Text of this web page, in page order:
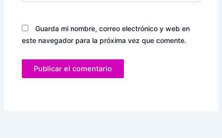
Guarda mi nombre, correo electrónico y web en
este navegador para la próxima vez que comente.